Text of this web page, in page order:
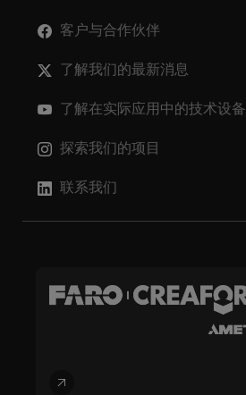
客户与合作伙伴
了解我们的最新消息
了解在实际应用中的技术设备
探索我们的项目
联系我们